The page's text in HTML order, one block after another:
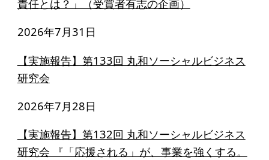
責任とは？」（受賞者有志の企画）
2026年7月31日
【実施報告】第133回 丸和ソーシャルビジネス
研究会
2026年7月28日
【実施報告】第132回 丸和ソーシャルビジネス
研究会 『「応援される」が、事業を強くする。